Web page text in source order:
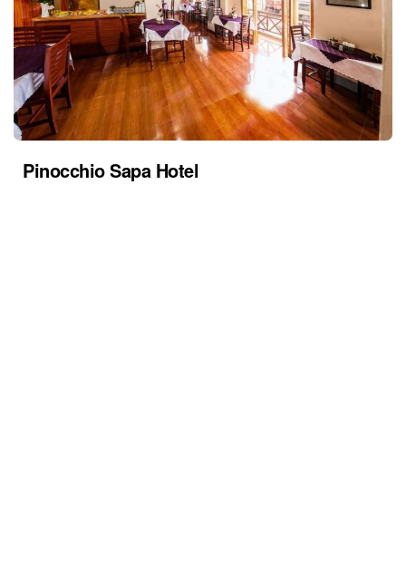
Pinocchio Sapa Hotel